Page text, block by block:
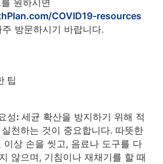
원하시면
COVID19-resources
주 방문하시기 바랍니다.
팁
성: 세균 확산을 방지하기 위해 적
천하는 것이 중요합니다. 따뜻한
상 손을 씻고, 음료나 도구를 다
않으며, 기침이나 재채기를 할 때